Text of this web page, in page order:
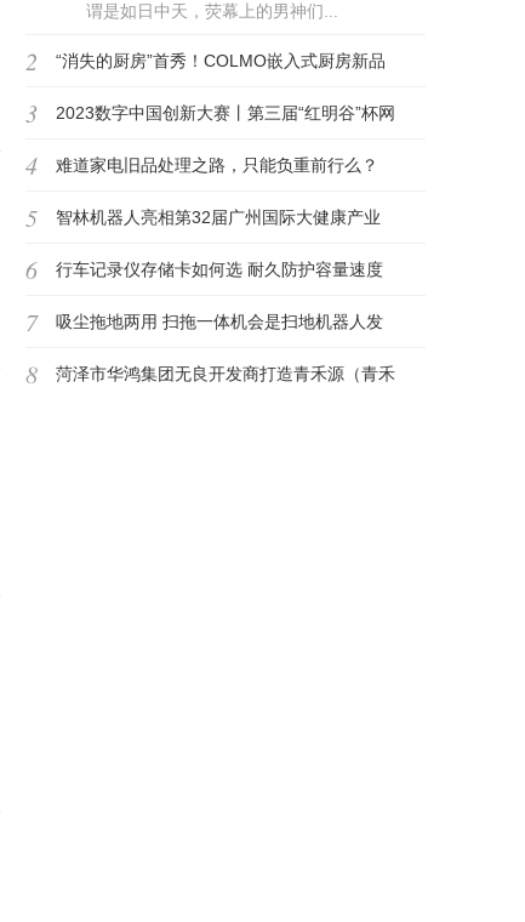
谓是如日中天，荧幕上的男神们...
2 “消失的厨房”首秀！COLMO嵌入式厨房新品
首发
3 2023数字中国创新大赛丨第三届“红明谷”杯网
络安全大
4 难道家电旧品处理之路，只能负重前行么？
5 智林机器人亮相第32届广州国际大健康产业
博览会
6 行车记录仪存储卡如何选 耐久防护容量速度
都重要
7 吸尘拖地两用 扫拖一体机会是扫地机器人发
展方向么？
8 菏泽市华鸿集团无良开发商打造青禾源（青禾